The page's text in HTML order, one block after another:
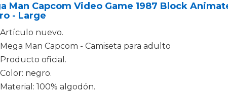
Man Capcom Video Game 1987 Block
- Large
Artículo nuevo.
Mega Man Capcom - Camiseta para adulto
Producto oficial.
Color: negro.
Material: 100% algodón.